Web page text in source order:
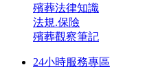
殯葬法律知識
法規.保險
殯葬觀察筆記
24小時服務專區